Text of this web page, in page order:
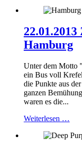
Hamburg
Unter dem Motto
ein Bus voll
die Punkte aus
ganzen
waren es die...
Weiterlesen …